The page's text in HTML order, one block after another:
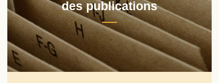
des publications